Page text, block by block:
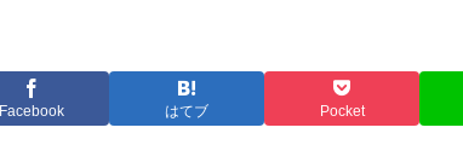
Facebook はてブ Pocket